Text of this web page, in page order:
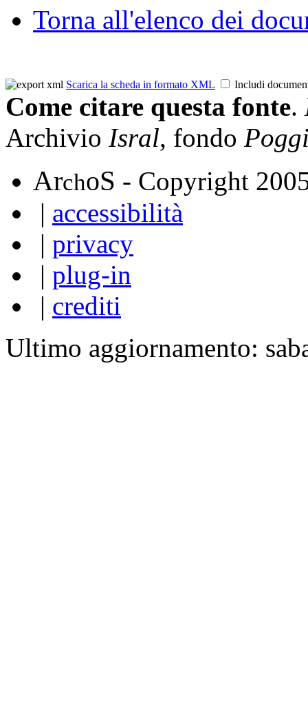
Torna all'elenco dei
Scarica la scheda in formato XML Includi
Come citare questa fonte.
Archivio Isral, fondo
ArchoS - Copyright
| accessibilità
| privacy
| plug-in
| crediti
Ultimo aggiornamento: